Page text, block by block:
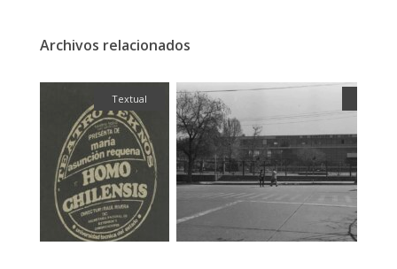
Archivos relacionados
Textual